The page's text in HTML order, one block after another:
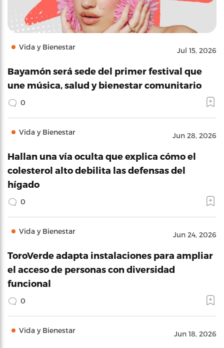
Vida y Bienestar Jul 15, 2026
Bayamón será sede del primer festival que
une música, salud y bienestar comunitario
0
Vida y Bienestar Jun 28, 2026
Hallan una vía oculta que explica cómo el
colesterol alto debilita las defensas del
hígado
0
Vida y Bienestar Jun 24, 2026
ToroVerde adapta instalaciones para ampliar
el acceso de personas con diversidad
funcional
0
Vida y Bienestar Jun 18, 2026